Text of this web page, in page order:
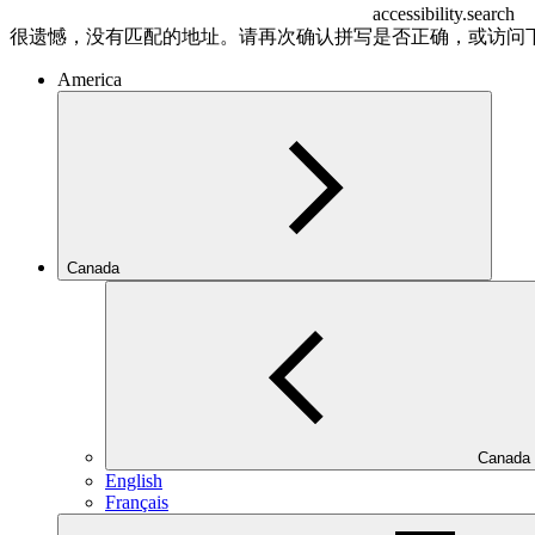
accessibility.search
很遗憾，没有匹配的地址。请再次确认拼写是否正确，或访问
America
Canada
Canada
English
Français